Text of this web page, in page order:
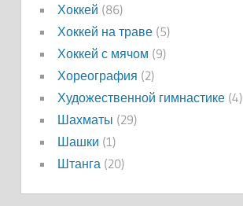
Хоккей (86)
Хоккей на траве(5)
Хоккей с мячом (9)
Хореография (2)
Художественной гимнастике(4)
Шахматы (29)
Шашки (1)
Штанга (20)